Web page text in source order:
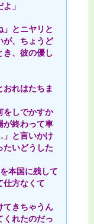
」
」とニヤリと
が、ちょうど
き、彼の優し
おれはたちま
をしでかすか
が終わって車
と言いかけ
たいどうした
本国に残して
仕方なくて
てきちゃうん
くれたのだっ